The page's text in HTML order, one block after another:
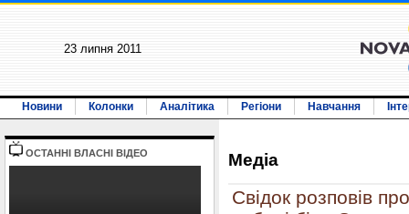
23 липня 2011
Новини Колонки Аналітика Регіони Навчання
ОСТАННI ВЛАСНI ВIДЕО Медiа
Свідок розповів